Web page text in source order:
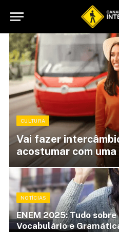
CULTURA
Vai fazer
acostumar com
NOTÍCIAS
ENEM 2025: Tudo
Vocabulário e